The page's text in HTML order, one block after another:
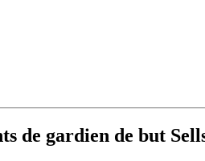
de gardien de but